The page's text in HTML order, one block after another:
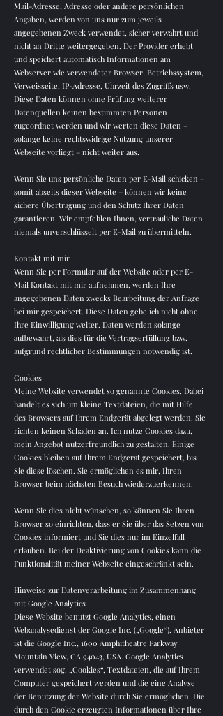
Mail-Adresse, Adresse oder andere persönlichen
Angaben, werden von uns nur zum jeweils
angegebenen Zweck verwendet, sicher verwahrt und
nicht an Dritte weitergegeben. Der Provider erhebt
und speichert automatisch Informationen am
Webserver wie verwendeter Browser, Betriebssystem,
Verweisseite, IP-Adresse, Uhrzeit des Zugriffs usw.
Diese Daten können ohne Prüfung weiterer
Datenquellen keinen bestimmten Personen
zugeordnet werden und wir werten diese Daten –
solange keine rechtswidrige Nutzung unserer
Webseite vorliegt – nicht weiter aus.
Wenn Sie uns persönliche Daten per E-Mail schicken –
somit abseits dieser Webseite – können wir keine
sichere Übertragung und den Schutz Ihrer Daten
garantieren. Wir empfehlen Ihnen, vertrauliche Daten
niemals unverschlüsselt per E-Mail zu übermitteln.
Kontakt mit mir
Wenn Sie per Formular auf der Website oder per E-
Mail Kontakt mit mir aufnehmen, werden Ihre
angegebenen Daten zwecks Bearbeitung der Anfrage
bei mir gespeichert. Diese Daten gebe ich nicht ohne
Ihre Einwilligung weiter. Daten werden solange
aufbewahrt, als dies für die Vertragserfüllung bzw.
aufgrund rechtlicher Bestimmungen notwendig ist.
Cookies
Meine Website verwendet so genannte Cookies. Dabei
handelt es sich um kleine Textdateien, die mit Hilfe
des Browsers auf Ihrem Endgerät abgelegt werden. Sie
richten keinen Schaden an. Ich nutze Cookies dazu,
mein Angebot nutzerfreundlich zu gestalten. Einige
Cookies bleiben auf Ihrem Endgerät gespeichert, bis
Sie diese löschen. Sie ermöglichen es mir, Ihren
Browser beim nächsten Besuch wiederzuerkennen.
Wenn Sie dies nicht wünschen, so können Sie Ihren
Browser so einrichten, dass er Sie über das Setzen von
Cookies informiert und Sie dies nur im Einzelfall
erlauben. Bei der Deaktivierung von Cookies kann die
Funktionalität meiner Webseite eingeschränkt sein.
Hinweise zur Datenverarbeitung im Zusammenhang
mit Google Analytics
Diese Website benutzt Google Analytics, einen
Webanalysedienst der Google Inc. („Google“). Anbieter
ist die Google Inc., 1600 Amphitheatre Parkway
Mountain View, CA 94043, USA. Google Analytics
verwendet sog. „Cookies“, Textdateien, die auf Ihrem
Computer gespeichert werden und die eine Analyse
der Benutzung der Website durch Sie ermöglichen. Die
durch den Cookie erzeugten Informationen über Ihre